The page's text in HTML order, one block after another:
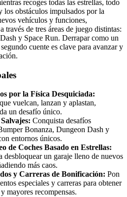
recoges todas las estrellas, todo
obstáculos impulsados por la
vehículos y funciones,
través de tres áreas de juego distintas:
y Space Run. Derrapar como un
cuente es clave para avanzar y
por la Física Desquiciada:
vuelcan, lanzan y aplastan,
un desafío único.
Conquista desafíos
Bonanza, Dungeon Dash y
entornos únicos.
de Coches Basado en Estrellas:
desbloquear un garaje lleno de nuevos
más caos.
y Carreras de Bonificación: Pon
especiales y carreras para obtener
mayores recompensas.